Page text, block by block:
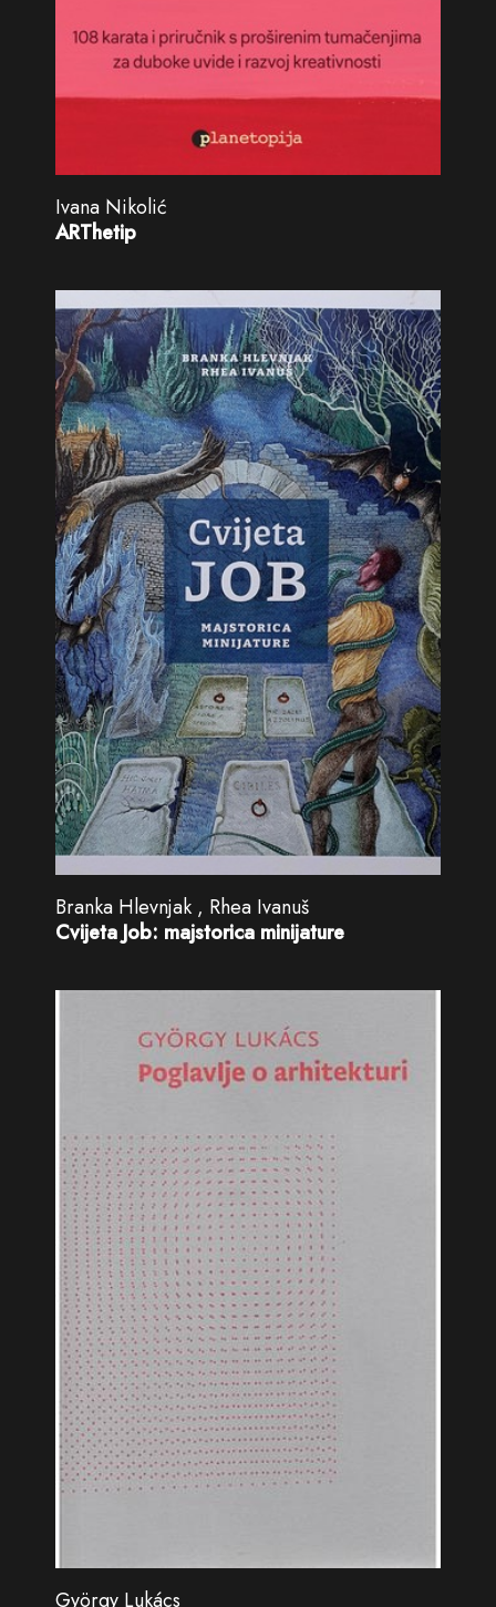
Ivana Nikolić
ARThetip
Branka Hlevnjak , Rhea Ivanuš
Cvijeta Job: majstorica minijature
György Lukács